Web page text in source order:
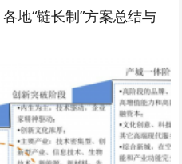
地“链长制”方案总结与